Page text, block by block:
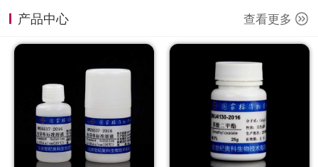
产品中心 查看更多
新闻资讯
公司主页
购物车